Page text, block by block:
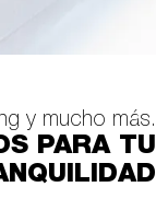
y mucho más.
PARA TU